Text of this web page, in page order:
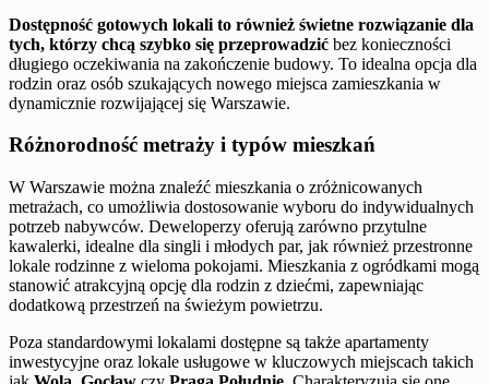
Dostępność gotowych lokali to również świetne rozwiązanie dla
tych, którzy chcą szybko się przeprowadzić bez konieczności
długiego oczekiwania na zakończenie budowy. To idealna opcja dla
rodzin oraz osób szukających nowego miejsca zamieszkania w
dynamicznie rozwijającej się Warszawie.
Różnorodność metraży i typów mieszkań
W Warszawie można znaleźć mieszkania o zróżnicowanych
metrażach, co umożliwia dostosowanie wyboru do indywidualnych
potrzeb nabywców. Deweloperzy oferują zarówno przytulne
kawalerki, idealne dla singli i młodych par, jak również przestronne
lokale rodzinne z wieloma pokojami. Mieszkania z ogródkami mogą
stanowić atrakcyjną opcję dla rodzin z dziećmi, zapewniając
dodatkową przestrzeń na świeżym powietrzu.
Poza standardowymi lokalami dostępne są także apartamenty
inwestycyjne oraz lokale usługowe w kluczowych miejscach takich